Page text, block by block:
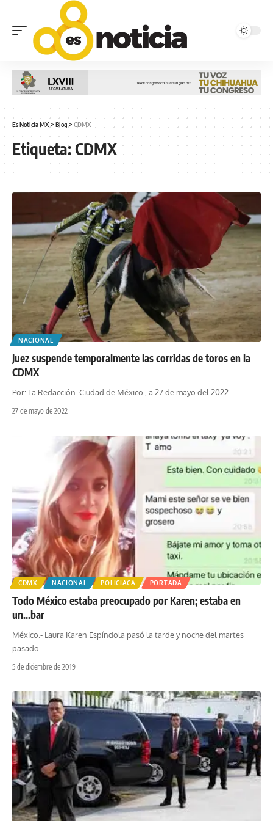
Es Noticia MX> Blog > CDMX
Etiqueta: CDMX
NACIONAL
Juez suspende temporalmente las corridas de toros en la
CDMX
Por: La Redacción. Ciudad de México., a 27 de mayo del 2022.-
27 de mayo de 2022
CDMX NACIONAL POLICIACA PORTADA
Todo México estaba preocupado por Karen; estaba en
un…bar
México.- Laura Karen Espíndola pasó la tarde y noche del martes
pasado…
5 de diciembre de 2019